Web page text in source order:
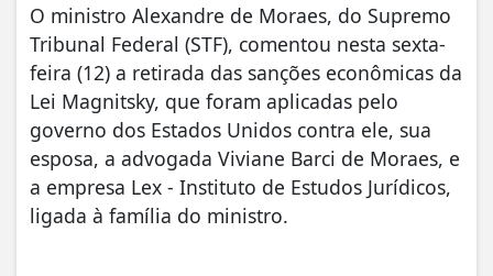
O ministro Alexandre de Moraes, do Supremo
Tribunal Federal (STF), comentou nesta sexta-
feira (12) a retirada das sanções econômicas da
Lei Magnitsky, que foram aplicadas pelo
governo dos Estados Unidos contra ele, sua
esposa, a advogada Viviane Barci de Moraes, e
a empresa Lex - Instituto de Estudos Jurídicos,
ligada à família do ministro.